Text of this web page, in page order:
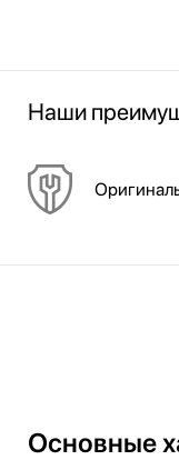
Наши
Основные